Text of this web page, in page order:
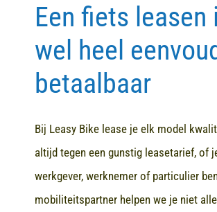
Contact
Een fiets leasen
wel heel
betaalbaar
Bij Leasy Bike lease je elk model
altijd tegen een gunstig leasetarief, of
werkgever, werknemer of particulier
mobiliteitspartner helpen we je niet